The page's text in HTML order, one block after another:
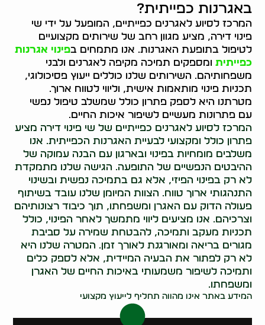
באגרנות כפייתית?
המרכז לסיוע לאגרנים כפייתיים, המופעל על ידי שי
פינוי דירה, מציע מגוון רחב של שירותים מקצועיים
לטיפול בתופעת האגרנות. אנו מתמחים בפינוי אגרנות
כפייתית ומספקים תמיכה מקיפה לאגרנים ולבני
משפחותיהם. השירותים שלנו כוללים ייעוץ פסיכולוגי,
תכניות פינוי מותאמות אישית, וליווי לטווח ארוך.
מטרתנו היא לספק פתרון כולל שמשלב טיפול נפשי
עם פתרונות מעשיים לשיפור איכות החיים.
המרכז לסיוע לאגרנים כפייתיים של שי פינוי דירה מציע
פתרון כולל ומקצועי לבעיית האגרנות הכפייתית. אנו
משלבים מומחיות בפינוי ובארגון עם הבנה עמוקה של
ההיבטים הנפשיים של התופעה. הגישה שלנו מתמקדת
לא רק בפינוי הפיזי, אלא גם בתמיכה נפשית ובשינוי
התנהגותי ארוך טווח. הצוות המיומן שלנו עובד בשיתוף
פעולה הדוק עם האגרן ומשפחתו, תוך כיבוד רצונותיהם
וצרכיהם. אנו מציעים ליווי מתמשך לאחר הפינוי, כולל
תכניות מעקב ותמיכה, להבטחת שמירה על סביבת
מגורים בריאה ומאורגנת לאורך זמן. המטרה שלנו היא
לא רק לפתור את הבעיה המיידית, אלא לספק כלים
ותמיכה לשיפור משמעותי באיכות החיים של האגרן
ומשפחתו.
המידע באתר אינו מהווה תחליף לייעוץ מקצועי